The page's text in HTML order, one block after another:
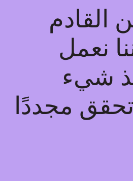
القادم
نعمل
شيء
مجددًا